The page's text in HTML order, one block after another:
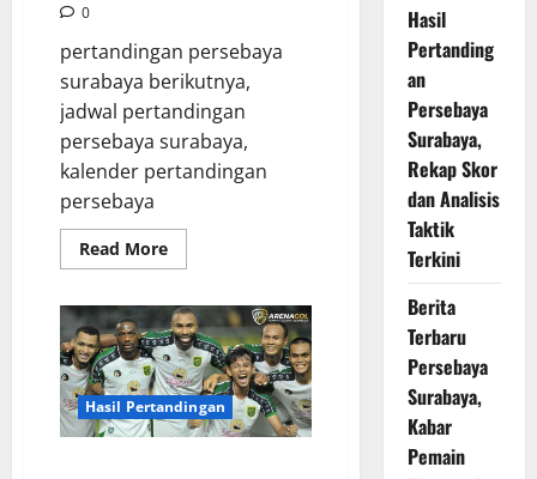
0
pertandingan persebaya
surabaya berikutnya,
jadwal pertandingan
persebaya surabaya,
kalender pertandingan
persebaya
Read MoreRead
more
Pertandingan
Persebaya
Surabaya,
Lawan
Berat
dan
Tanggal
Penting
Hasil Pertandingan
Hasil
Pertanding
an
Persebaya
Surabaya,
Rekap Skor
dan Analisis
Taktik
Terkini
Berita
Terbaru
Persebaya
Surabaya,
Kabar
Pemain